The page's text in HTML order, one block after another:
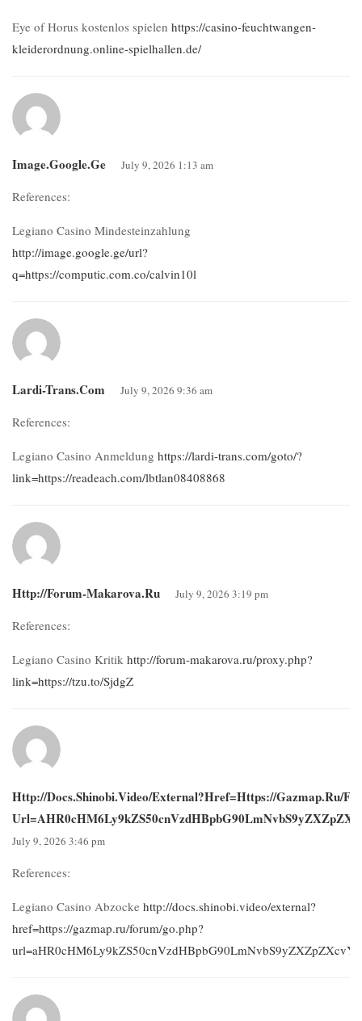
Eye of Horus kostenlos spielen https://casino-feuchtwangen-
kleiderordnung.online-spielhallen.de/
Image.google.ge July 9, 2026 1:13 am
References:
Legiano Casino Mindesteinzahlung
http://image.google.ge/url?
q=https://computic.com.co/calvin10l
Lardi-Trans.com July 9, 2026 9:36 am
References:
Legiano Casino Anmeldung https://lardi-trans.com/goto/?
link=https://readeach.com/lbtlan08408868
Http://forum-Makarova.ru July 9, 2026 3:19 pm
References:
Legiano Casino Kritik http://forum-makarova.ru/proxy.php?
link=https://tzu.to/SjdgZ
Http://docs.shinobi.video/external?href=https://gazmap.ru/
July 9, 2026 3:46 pm
References:
Legiano Casino Abzocke http://docs.shinobi.video/external?
href=https://gazmap.ru/forum/go.php?